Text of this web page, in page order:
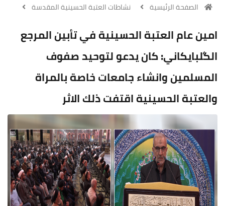
الصفحة الرئيسية نشاطات العتبة الحسينية المقدسة
امين عام العتبة الحسينية في تأبين المرجع
الگلبايكاني: كان يدعو لتوحيد صفوف
المسلمين وانشاء جامعات خاصة بالمراة
والعتبة الحسينية اقتفت ذلك الاثر